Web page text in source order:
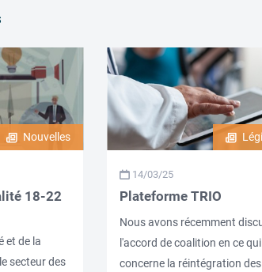
Nouvelles
18-22
et de la
secteur des
14/03/25
Plateforme TRIO
Nous avons récemment
l'accord de coalition en ce qui
concerne la réintégration